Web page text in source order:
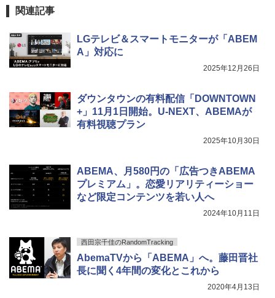
関連記事
LGテレビ＆スマートモニターが「ABEM
A」対応に
2025年12月26日
ダウンタウンの有料配信「DOWNTOWN
+」11月1日開始。U-NEXT、ABEMAが
有料視聴プラン
2025年10月30日
ABEMA、月580円の「広告つきABEMA
プレミアム」。恋愛リアリティーショー
など限定コンテンツを若い人へ
2024年10月11日
西田宗千佳のRandomTracking
AbemaTVから「ABEMA」へ。藤田晋社
長に聞く4年間の変化とこれから
2020年4月13日